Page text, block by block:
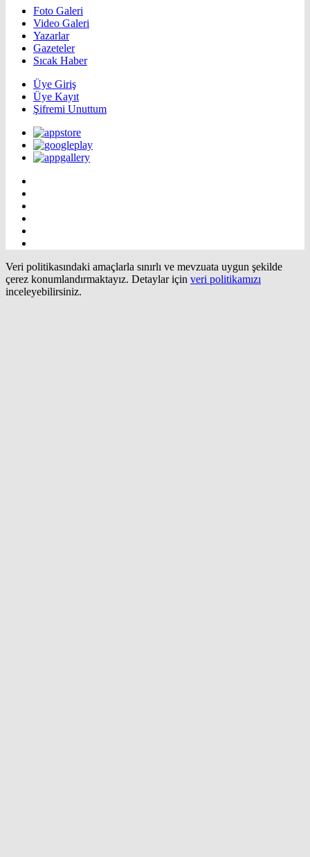
Foto Galeri
Video Galeri
Yazarlar
Gazeteler
Sıcak Haber
Üye Giriş
Üye Kayıt
Şifremi Unuttum
Veri politikasındaki amaçlarla sınırlı ve mevzuata uygun şekilde
çerez konumlandırmaktayız. Detaylar için veri politikamızı
inceleyebilirsiniz.